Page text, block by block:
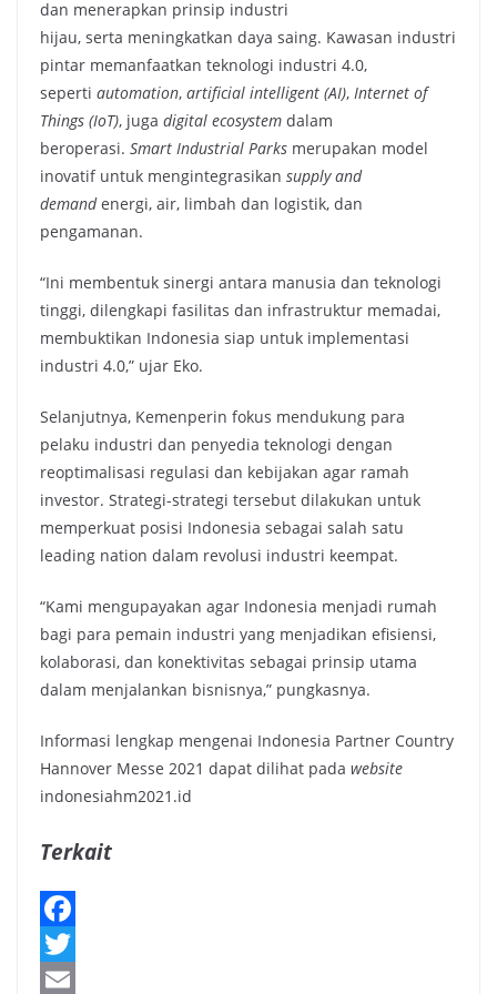
dan menerapkan prinsip industri
hijau, serta meningkatkan daya saing. Kawasan industri
pintar memanfaatkan teknologi industri 4.0,
seperti automation, artificial intelligent (AI), Internet of
Things (IoT), juga digital ecosystem dalam
beroperasi. Smart Industrial Parks merupakan model
inovatif untuk mengintegrasikan supply and
demandenergi, air, limbah dan logistik, dan
pengamanan.
“Ini membentuk sinergi antara manusia dan teknologi
tinggi, dilengkapi fasilitas dan infrastruktur memadai,
membuktikan Indonesia siap untuk implementasi
industri 4.0,” ujar Eko.
Selanjutnya, Kemenperin fokus mendukung para
pelaku industri dan penyedia teknologi dengan
reoptimalisasi regulasi dan kebijakan agar ramah
investor. Strategi-strategi tersebut dilakukan untuk
memperkuat posisi Indonesia sebagai salah satu
leading nation dalam revolusi industri keempat.
“Kami mengupayakan agar Indonesia menjadi rumah
bagi para pemain industri yang menjadikan efisiensi,
kolaborasi, dan konektivitas sebagai prinsip utama
dalam menjalankan bisnisnya,” pungkasnya.
Informasi lengkap mengenai Indonesia Partner Country
Hannover Messe 2021 dapat dilihat pada website
indonesiahm2021.id
Terkait
F
aT